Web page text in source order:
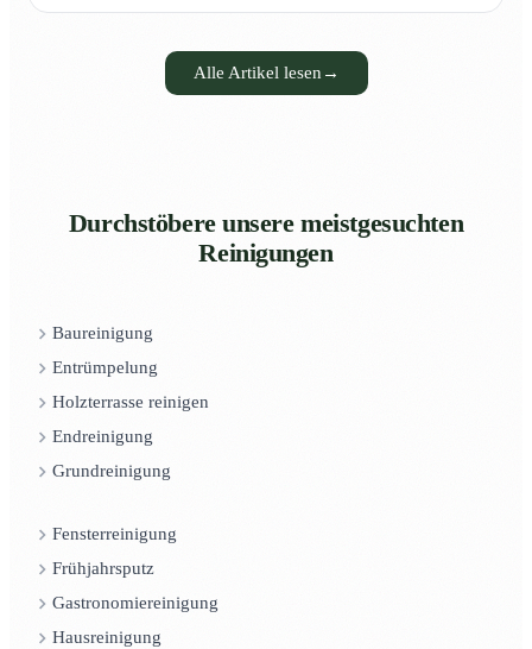
Alle Artikel lesen →
Durchstöbere unsere meistgesuchten
Reinigungen
Baureinigung
Entrümpelung
Holzterrasse reinigen
Endreinigung
Grundreinigung
Fensterreinigung
Frühjahrsputz
Gastronomiereinigung
Hausreinigung